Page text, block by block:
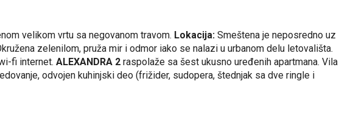
velikom vrtu sa negovanom travom. Lokacija: Smeštena je neposredno uz
zelenilom, pruža mir i odmor iako se nalazi u urbanom delu letovališta.
fi internet. ALEXANDRA 2 raspolaže sa šest ukusno uređenih apartmana. Vila
odvojen kuhinjski deo (frižider, sudopera, štednjak sa dve ringle i